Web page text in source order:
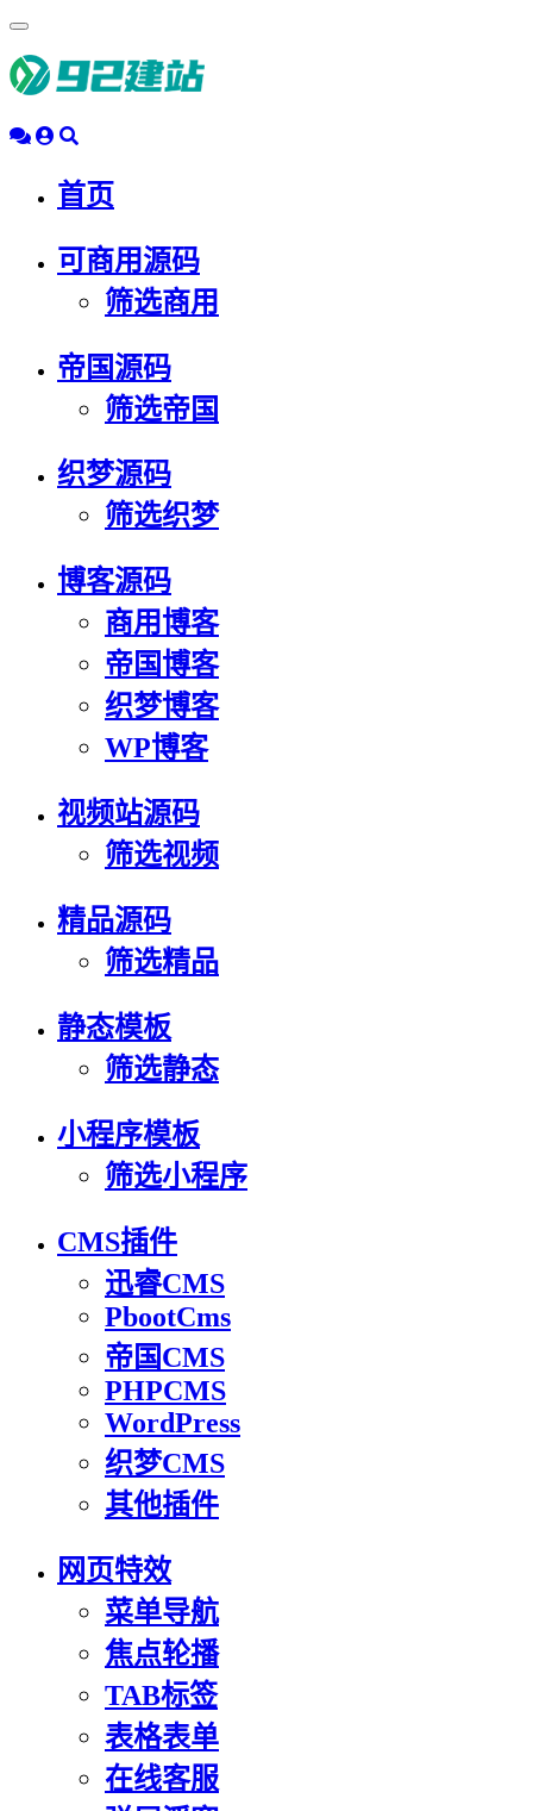
动
导
首页
可商用源码
筛选商用
帝国源码
筛选帝国
织梦源码
筛选织梦
博客源码
商用博客
帝国博客
织梦博客
WP博客
视频站源码
筛选视频
精品源码
筛选精品
静态模板
筛选静态
小程序模板
筛选小程序
CMS插件
迅睿CMS
PbootCms
帝国CMS
PHPCMS
WordPress
织梦CMS
其他插件
网页特效
菜单导航
焦点轮播
TAB标签
表格表单
在线客服